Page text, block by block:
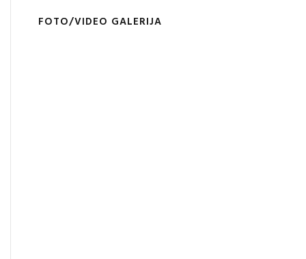
FOTO/VIDEO GALERIJA